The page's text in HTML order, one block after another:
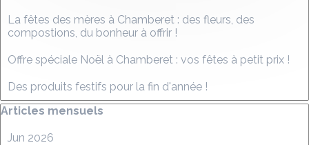
La fêtes des mères à Chamberet : des fleurs, des
compostions, du bonheur à offrir !
Offre spéciale Noël à Chamberet : vos fêtes à petit prix !
Des produits festifs pour la fin d'année !
Sauter le bloc Articles mensuels
Articles mensuels
Jun 2026